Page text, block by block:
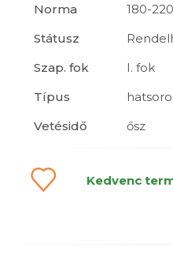
Norma
180-
Státusz
Szap. fok
I. fok
Típus
Vetésidő
ősz
Kedvenc